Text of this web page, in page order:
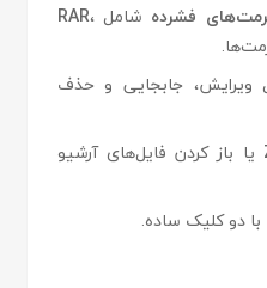
فشرده شاملRAR،
ویرایش، جابجایی و حذف
یا باز کردن فایل‌های آرشیو
با دو کلیک ساده.